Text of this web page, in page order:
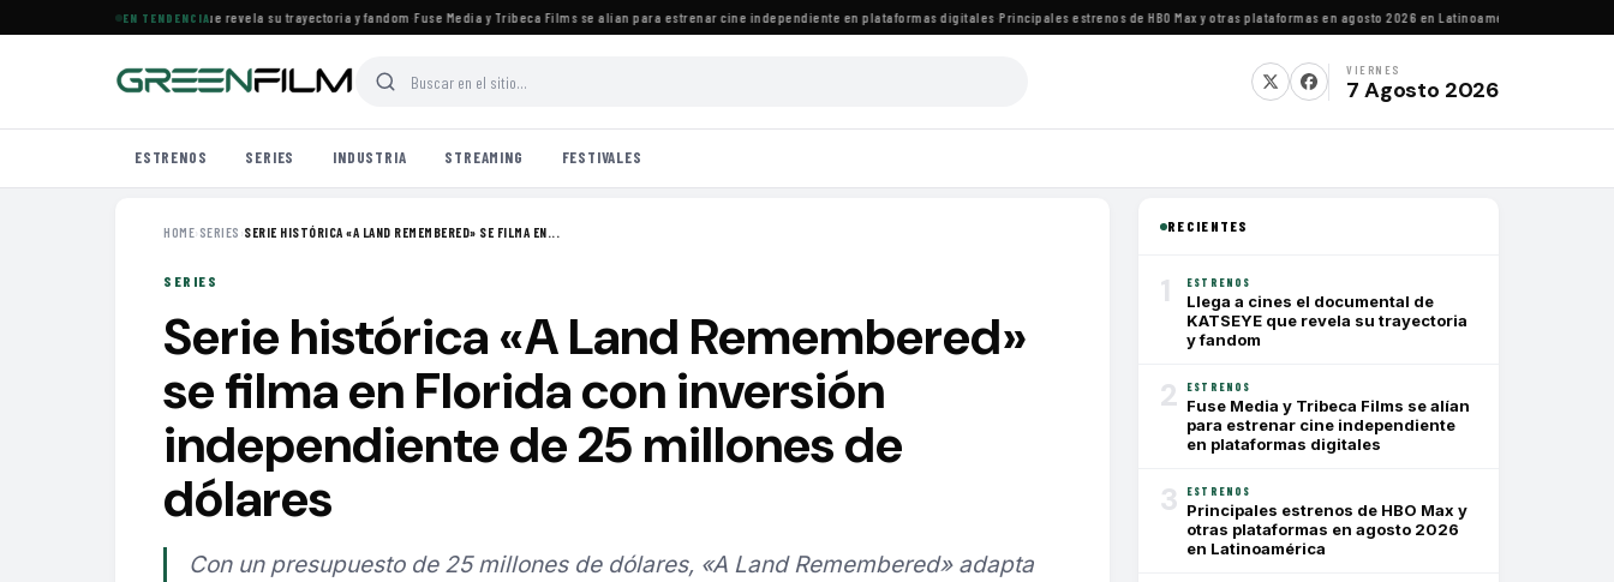
EN TENDENCIA
el documental de KATSEYE que revela su trayectoria y fandom·Fuse Media y Tribeca Films se alían para estrenar cine independiente en plataformas digitales·Principales estrenos de HBO Max y otras plataformas en agosto 2026 en Latinoamérica
VIERNES
7 Agosto 2026
ESTRENOS SERIES INDUSTRIA STREAMING FESTIVALES
HOME› SERIES ›SERIE HISTÓRICA «A LAND REMEMBERED» SE FILMA EN...
SERIES
Serie histórica «A Land Remembered»
se filma en Florida con inversión
independiente de 25 millones de
dólares
Con un presupuesto de 25 millones de dólares, «A Land Remembered» adapta
RECIENTES
1 ESTRENOS
Llega a cines el documental de
KATSEYE que revela su trayectoria
y fandom
2 ESTRENOS
Fuse Media y Tribeca Films se alían
para estrenar cine independiente
en plataformas digitales
3 ESTRENOS
Principales estrenos de HBO Max y
otras plataformas en agosto 2026
en Latinoamérica